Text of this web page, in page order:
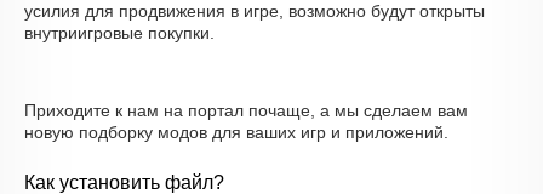
усилия для продвижения в игре, возможно будут открыты
внутриигровые покупки.
Приходите к нам на портал почаще, а мы сделаем вам
новую подборку модов для ваших игр и приложений.
Как установить файл?